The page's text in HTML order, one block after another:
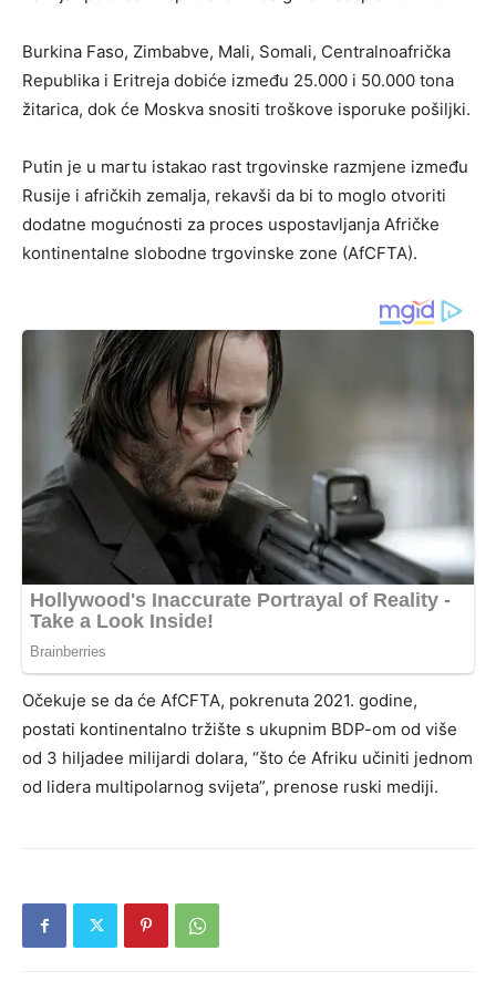
Burkina Faso, Zimbabve, Mali, Somali, Centralnoafrička
Republika i Eritreja dobiće između 25.000 i 50.000 tona
žitarica, dok će Moskva snositi troškove isporuke pošiljki.
Putin je u martu istakao rast trgovinske razmjene između
Rusije i afričkih zemalja, rekavši da bi to moglo otvoriti
dodatne mogućnosti za proces uspostavljanja Afričke
kontinentalne slobodne trgovinske zone (AfCFTA).
Očekuje se da će AfCFTA, pokrenuta 2021. godine,
postati kontinentalno tržište s ukupnim BDP-om od više
od 3 hiljadee milijardi dolara, “što će Afriku učiniti jednom
od lidera multipolarnog svijeta”, prenose ruski mediji.